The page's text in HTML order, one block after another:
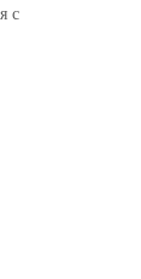
с